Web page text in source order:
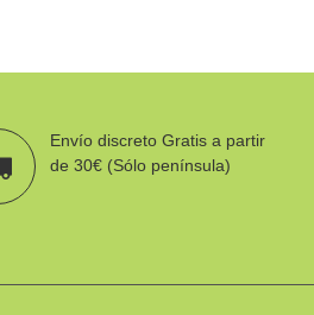
Envío discreto Gratis a partir
de 30€ (Sólo península)